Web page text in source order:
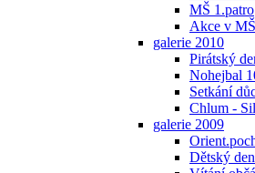
MŠ 1.patro
Akce v
galerie 2010
Pirátský
Nohejbal
Setkání
Chlum -
galerie 2009
Dětský